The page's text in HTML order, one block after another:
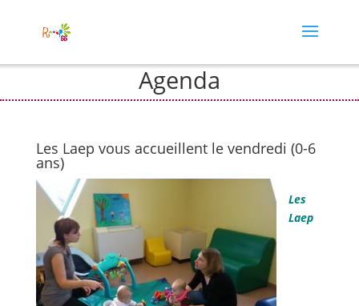
Agenda
Les Laep vous accueillent le vendredi (0-6
ans)
Les
Laep